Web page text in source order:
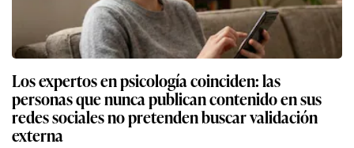
Los expertos en psicología coinciden: las
personas que nunca publican contenido en sus
redes sociales no pretenden buscar validación
externa